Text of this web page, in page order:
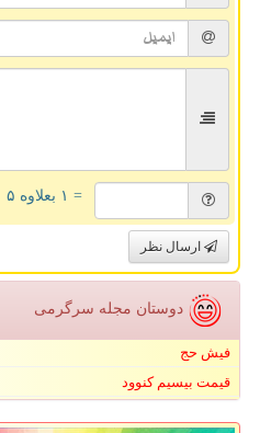
= ۱ بعلاوه ۵
ارسال نظر
دوستان مجله سرگرمی
فیش حج
قیمت بیسیم کنوود